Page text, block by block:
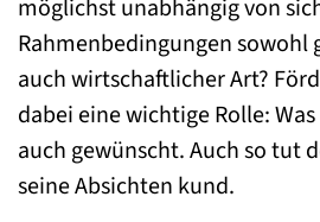
möglichst unabhängig von
Rahmenbedingungen sowohl
auch wirtschaftlicher Art?
dabei eine wichtige Rolle:
auch gewünscht. Auch so tut
seine Absichten kund.